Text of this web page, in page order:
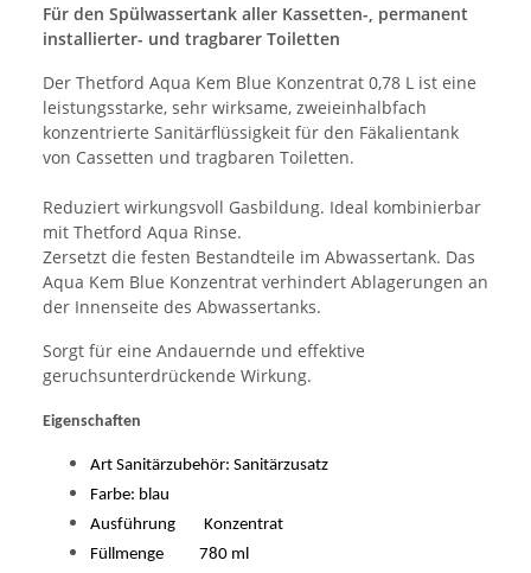
Für den Spülwassertank aller Kassetten-, permanent
installierter- und tragbarer Toiletten
Der Thetford Aqua Kem Blue Konzentrat 0,78 L ist eine
leistungsstarke, sehr wirksame, zweieinhalbfach
konzentrierte Sanitärflüssigkeit für den Fäkalientank
von Cassetten und tragbaren Toiletten.
Reduziert wirkungsvoll Gasbildung. Ideal kombinierbar
mit Thetford Aqua Rinse.
Zersetzt die festen Bestandteile im Abwassertank. Das
Aqua Kem Blue Konzentrat verhindert Ablagerungen an
der Innenseite des Abwassertanks.
Sorgt für eine Andauernde und effektive
geruchsunterdrückende Wirkung.
Eigenschaften
Art Sanitärzubehör: Sanitärzusatz
Farbe: blau
Ausführung Konzentrat
Füllmenge 780 ml